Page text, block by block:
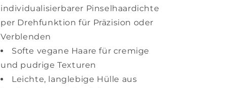
individualisierbarer Pinselhaardichte
per Drehfunktion für Präzision oder
Verblenden
Softe vegane Haare für cremige
und pudrige Texturen
Leichte, langlebige Hülle aus